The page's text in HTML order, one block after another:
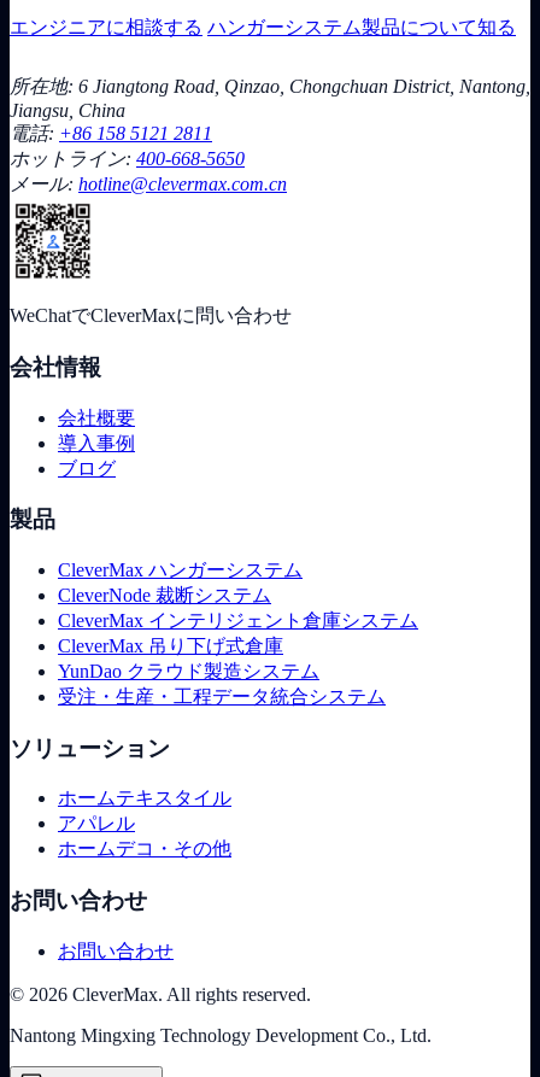
エンジニアに相談する ハンガーシステム製品について知る
所在地: 6 Jiangtong Road, Qinzao, Chongchuan District, Nantong,
Jiangsu, China
電話: +86 158 5121 2811
ホットライン: 400-668-5650
メール: hotline@clevermax.com.cn
WeChatでCleverMaxに問い合わせ
会社情報
会社概要
導入事例
ブログ
製品
CleverMax ハンガーシステム
CleverNode 裁断システム
CleverMax インテリジェント倉庫システム
CleverMax 吊り下げ式倉庫
YunDao クラウド製造システム
受注・生産・工程データ統合システム
ソリューション
ホームテキスタイル
アパレル
ホームデコ・その他
お問い合わせ
お問い合わせ
© 2026 CleverMax. All rights reserved.
Nantong Mingxing Technology Development Co., Ltd.